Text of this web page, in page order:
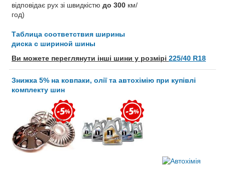
відповідає рух зі швидкістю до 300 км/
год)
Таблица соответствия ширины
диска с шириной шины
Ви можете переглянути інші шини у розмірі 225/40 R18
Знижка 5% на ковпаки, олії та автохімію при купівлі
комплекту шин